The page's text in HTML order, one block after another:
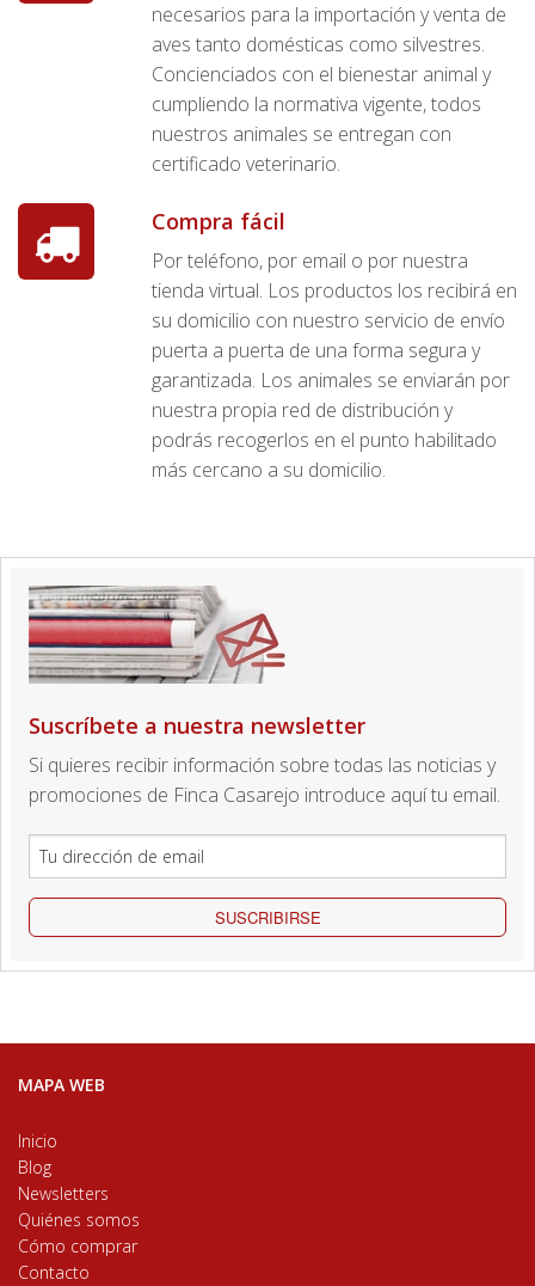
necesarios para la importación y venta de
aves tanto domésticas como silvestres.
Concienciados con el bienestar animal y
cumpliendo la normativa vigente, todos
nuestros animales se entregan con
certificado veterinario.
Compra fácil
Por teléfono, por email o por nuestra
tienda virtual. Los productos los recibirá en
su domicilio con nuestro servicio de envío
puerta a puerta de una forma segura y
garantizada. Los animales se enviarán por
nuestra propia red de distribución y
podrás recogerlos en el punto habilitado
más cercano a su domicilio.
Suscríbete a nuestra newsletter
Si quieres recibir información sobre todas las noticias y
promociones de Finca Casarejo introduce aquí tu email.
SUSCRIBIRSE
MAPA WEB
Inicio
Blog
Newsletters
Quiénes somos
Cómo comprar
Contacto